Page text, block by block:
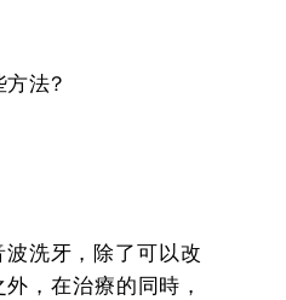
方法?
洗牙，除了可以改
，在治療的同時，